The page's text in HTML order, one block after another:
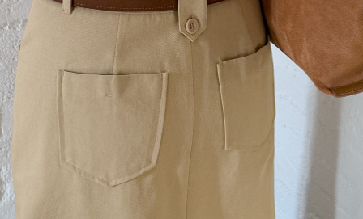
CATEGORY COMMUNITY
도착보장⚡
인플루언서 pick!
MADE
ALL
익스클루시브
아우터